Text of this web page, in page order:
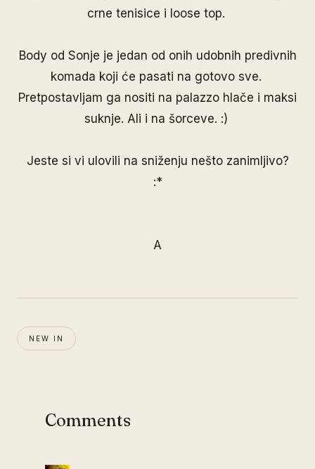
crne tenisice i loose top.
Body od Sonje je jedan od onih udobnih predivnih
komada koji će pasati na gotovo sve.
Pretpostavljam ga nositi na palazzo hlače i maksi
suknje. Ali i na šorceve. :)
Jeste si vi ulovili na sniženju nešto zanimljivo?
:*
A
NEW IN
Comments